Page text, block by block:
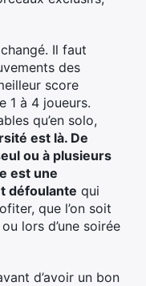
Il faut
des
score
1 à 4 joueurs.
qu’en solo,
est là. De
ou à plusieurs
est une
défoulante qui
que l’on soit
lors d’une soirée
d’avoir un bon